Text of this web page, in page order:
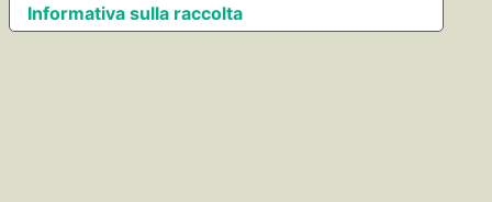
Informativa sulla raccolta